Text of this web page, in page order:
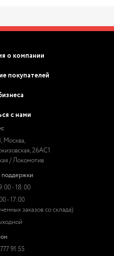
о компании
покупателей
с нами
Москва,
26АС1
/ Локомотив
- 18:00
- 17:00
заказов со склада)
91 55